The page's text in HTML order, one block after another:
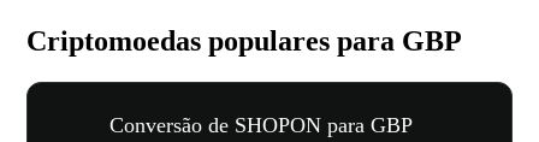
Criptomoedas populares para GBP
Conversão de SHOPON para GBP